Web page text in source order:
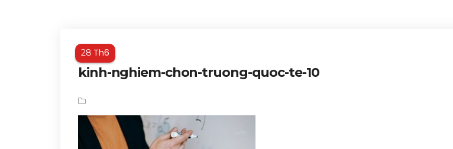
28 Th6
kinh-nghiem-chon-truong-quoc-te-10